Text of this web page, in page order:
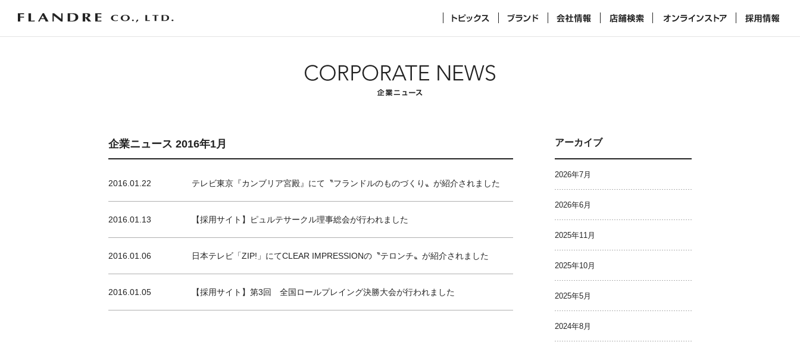
企業ニュース 2016年1月 アーカイブ
2026年7月
2026年6月
2025年11月
2025年10月
2025年5月
2024年8月
2016.01.22 テレビ東京『カンブリア宮殿』にて〝フランドルのものづくり〟が紹介されました
2016.01.13 【採用サイト】ピュルテサークル理事総会が行われました
2016.01.06 日本テレビ「ZIP!」にてCLEAR IMPRESSIONの〝テロンチ〟が紹介されました
2016.01.05 【採用サイト】第3回 全国ロールプレイング決勝大会が行われました